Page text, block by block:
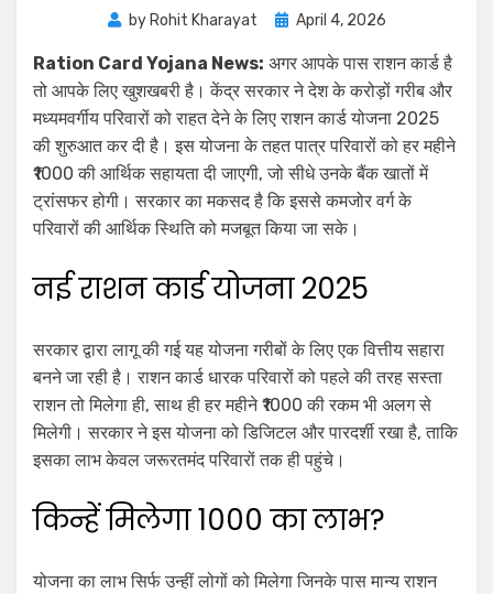
by Rohit Kharayat April 4, 2026
Ration Card Yojana News: अगर आपके पास राशन कार्ड है
तो आपके लिए खुशखबरी है। केंद्र सरकार ने देश के करोड़ों गरीब और
मध्यमवर्गीय परिवारों को राहत देने के लिए राशन कार्ड योजना 2025
की शुरुआत कर दी है। इस योजना के तहत पात्र परिवारों को हर महीने
₹1000 की आर्थिक सहायता दी जाएगी, जो सीधे उनके बैंक खातों में
ट्रांसफर होगी। सरकार का मकसद है कि इससे कमजोर वर्ग के
परिवारों की आर्थिक स्थिति को मजबूत किया जा सके।
नई राशन कार्ड योजना 2025
सरकार द्वारा लागू की गई यह योजना गरीबों के लिए एक वित्तीय सहारा
बनने जा रही है। राशन कार्ड धारक परिवारों को पहले की तरह सस्ता
राशन तो मिलेगा ही, साथ ही हर महीने ₹1000 की रकम भी अलग से
मिलेगी। सरकार ने इस योजना को डिजिटल और पारदर्शी रखा है, ताकि
इसका लाभ केवल जरूरतमंद परिवारों तक ही पहुंचे।
किन्हें मिलेगा ₹1000 का लाभ?
योजना का लाभ सिर्फ उन्हीं लोगों को मिलेगा जिनके पास मान्य राशन